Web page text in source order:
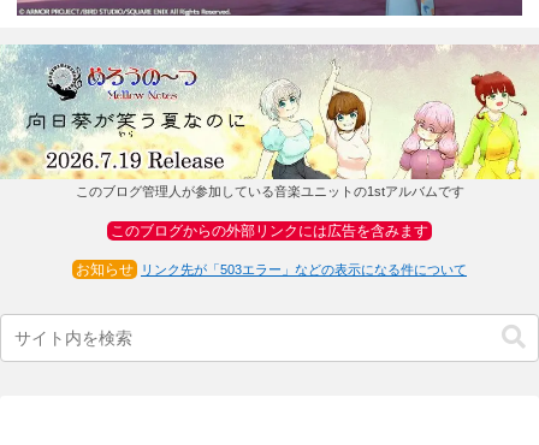
このブログ管理人が参加している音楽ユニットの1stアルバムです
このブログからの外部リンクには広告を含みます
お知らせ リンク先が「503エラー」などの表示になる件について